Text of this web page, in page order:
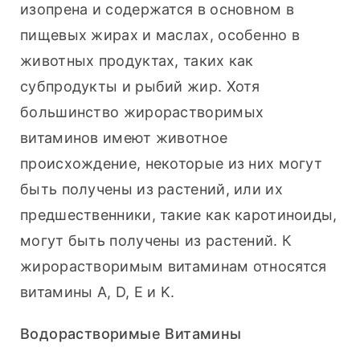
изопрена и содержатся в основном в
пищевых жирах и маслах, особенно в
животных продуктах, таких как
субпродукты и рыбий жир. Хотя
большинство жирорастворимых
витаминов имеют животное
происхождение, некоторые из них могут
быть получены из растений, или их
предшественники, такие как каротиноиды,
могут быть получены из растений. К
жирорастворимым витаминам относятся
витамины A, D, E и K.
Водорастворимые Витамины